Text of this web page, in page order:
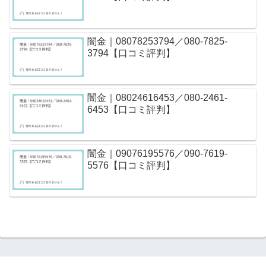
闇金｜08078253794／080-7825-
3794【口コミ評判】
闇金｜08024616453／080-2461-
6453【口コミ評判】
闇金｜09076195576／090-7619-
5576【口コミ評判】